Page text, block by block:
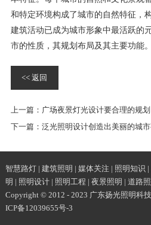
和特定环境构成了城市的自然特征，
建筑活动已成为城市形象中最活跃的
市的性质，其规划布局及其主要功能。
<< 返回
上一篇： 广场夜景灯光设计要合理的规划
下一篇： 泛光照明设计创造出美丽的城
智慧路灯| 建筑照明 | 媒体关注 | 照明知识 |
明 | 照明设计| 照明工程 | 夜景照明 | 道路
Copyright © 2012 - 2023 广东扬光照明科
ICP备12039655号-3